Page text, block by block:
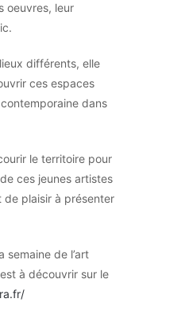
oeuvres, leur
différents, elle
ces espaces
dans
le territoire pour
ces jeunes artistes
de plaisir à présenter
semaine de l’art
à découvrir sur le